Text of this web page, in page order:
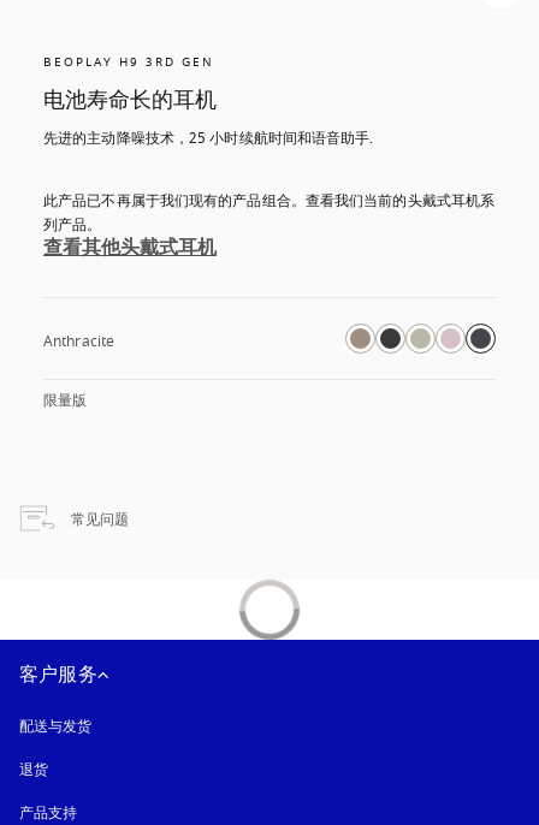
BEOPLAY H9 3RD GEN
电池寿命长的耳机
先进的主动降噪技术，25 小时续航时间和语音助手.
此产品已不再属于我们现有的产品组合。查看我们当前的头戴式耳机系
列产品。
查看其他头戴式耳机
Anthracite
限量版
常见问题
客户服务
配送与发货
退货
产品支持